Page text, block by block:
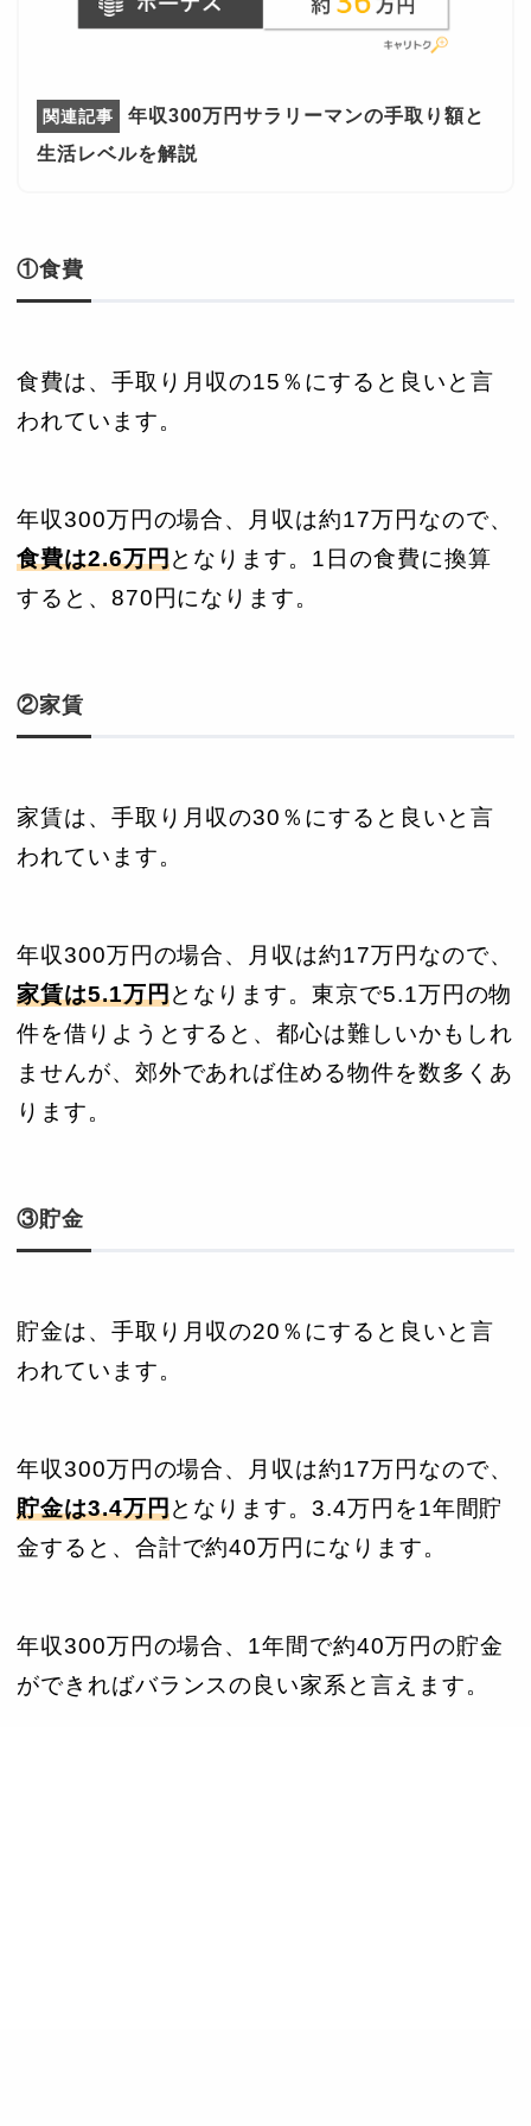
年収300万円サラリーマンの手取り額と
生活レベルを解説
①食費
食費は、手取り月収の15％にすると良いと言
われています。
年収300万円の場合、月収は約17万円なので、
食費は2.6万円となります。1日の食費に換算
すると、870円になります。
②家賃
家賃は、手取り月収の30％にすると良いと言
われています。
年収300万円の場合、月収は約17万円なので、
家賃は5.1万円となります。東京で5.1万円の物
件を借りようとすると、都心は難しいかもしれ
ませんが、郊外であれば住める物件を数多くあ
ります。
③貯金
貯金は、手取り月収の20％にすると良いと言
われています。
年収300万円の場合、月収は約17万円なので、
貯金は3.4万円となります。3.4万円を1年間貯
金すると、合計で約40万円になります。
年収300万円の場合、1年間で約40万円の貯金
ができればバランスの良い家系と言えます。